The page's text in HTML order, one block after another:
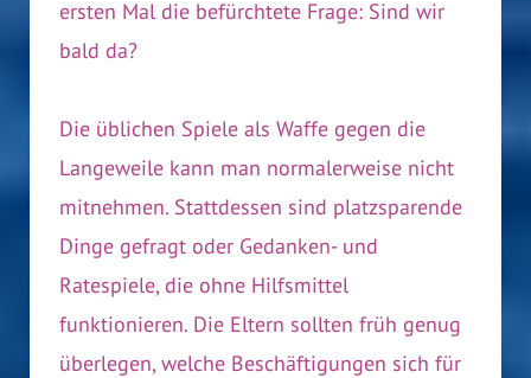
ersten Mal die befürchtete Frage: Sind wir
bald da?
Die üblichen Spiele als Waffe gegen die
Langeweile kann man normalerweise nicht
mitnehmen. Stattdessen sind platzsparende
Dinge gefragt oder Gedanken- und
Ratespiele, die ohne Hilfsmittel
funktionieren. Die Eltern sollten früh genug
überlegen, welche Beschäftigungen sich für